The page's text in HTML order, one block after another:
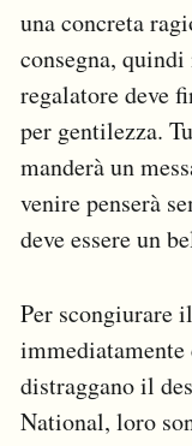
una concreta
consegna,
regalatore deve
per gentilezza.
manderà un
venire penserà
deve essere un
Per scongiurare
distraggano il
National, loro